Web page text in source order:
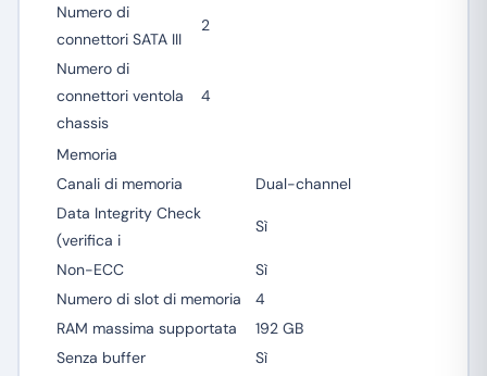
Numero di
connettori SATA III
2
Numero di
connettori ventola
chassis
4
Memoria
Canali di memoria
Dual-channel
Data Integrity Check
(verifica i
Sì
Non-ECC
Sì
Numero di slot di memoria
4
RAM massima supportata
192 GB
Senza buffer
Sì